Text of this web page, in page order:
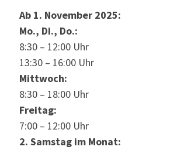
Ab 1. November 2025:
Mo., Di., Do.:
8:30 – 12:00 Uhr
13:30 – 16:00 Uhr
Mittwoch:
8:30 – 18:00 Uhr
Freitag:
7:00 – 12:00 Uhr
2. Samstag im Monat: